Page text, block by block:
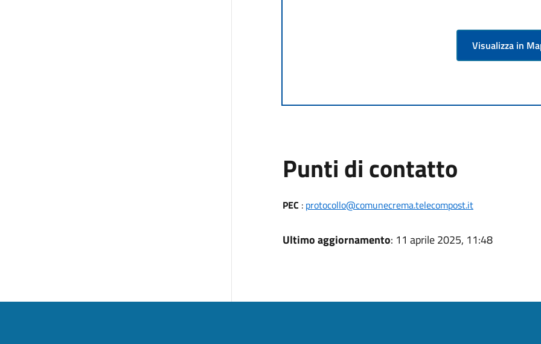
Visualizza in
Punti di contatto
PEC : protocollo@comunecrema.telecompost.it
Ultimo aggiornamento: 11 aprile 2025, 11:48